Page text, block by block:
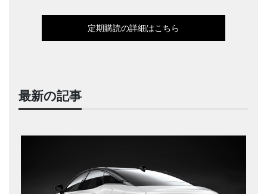
定期購読の詳細はこちら
最新の記事